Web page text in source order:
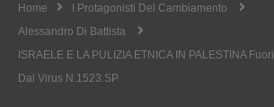
Home
I Protagonisti Del Cambiamento
Alessandro Di Battista
ISRAELE E LA PULIZIA ETNICA IN PALESTINA Fuori
Dal Virus N.1523.SP